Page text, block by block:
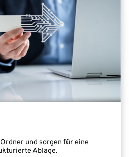
und sorgen für eine
Ablage.